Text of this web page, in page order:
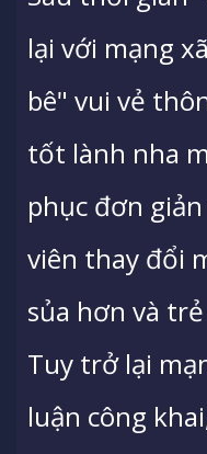
lại với mạng
bê" vui vẻ
tốt lành nha
phục đơn
viên thay đổi
sủa hơn và
Tuy trở lại
luận công